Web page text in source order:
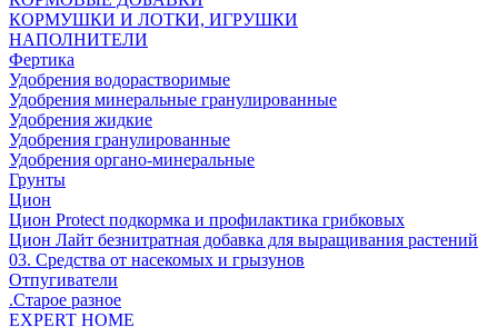
КОРМУШКИ И ЛОТКИ, ИГРУШКИ
НАПОЛНИТЕЛИ
Фертика
Удобрения водорастворимые
Удобрения минеральные гранулированные
Удобрения жидкие
Удобрения гранулированные
Удобрения органо-минеральные
Грунты
Цион
Цион Protect подкормка и профилактика грибковых
Цион Лайт безнитратная добавка для выращивания растений
03. Средства от насекомых и грызунов
Отпугиватели
.Старое разное
EXPERT HOME